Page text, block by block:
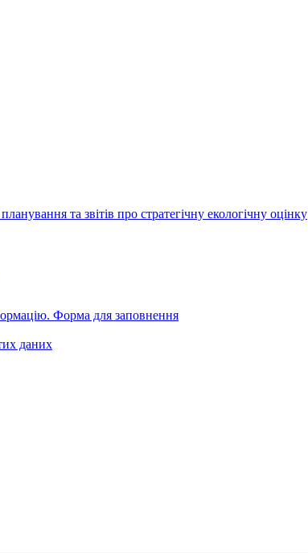
та звітів про стратегічну екологічну оцінку
Форма для заповнення
даних